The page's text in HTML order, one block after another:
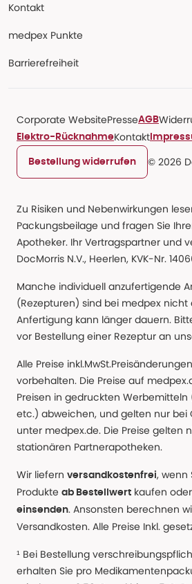
Kontakt
medpex Punkte
Barrierefreiheit
Corporate WebsitePresseAGB
Elektro-RücknahmeKontakt
Bestellung widerrufen © 2026
Zu Risiken und Nebenwirkungen
Packungsbeilage und fragen Sie
Apotheker. Ihr Vertragspartner und
DocMorris N.V., Heerlen, KVK-Nr.
Manche individuell anzufertigende
(Rezepturen) sind bei medpex nicht
Anfertigung kann länger dauern.
vor Bestellung einer Rezeptur an
Alle Preise
vorbehalten. Die Preise auf
Preisen in gedruckten Werbemitteln
etc.) abweichen, und gelten nur bei
unter medpex.de. Die Preise gelten
stationären Partnerapotheken.
Wir liefern versandkostenfrei, wenn
Produkte ab Bestellwert kaufen
einsenden. Ansonsten berechnen
Versandkosten. Alle Preise Inkl.
¹ Bei Bestellung
erhalten Sie pro